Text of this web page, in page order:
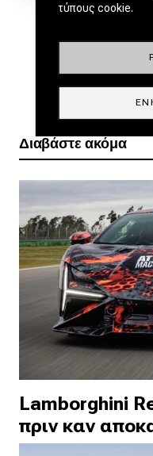
Διαβάστε ακόμα
Lamborghini
πριν καν
τύπους cookie.